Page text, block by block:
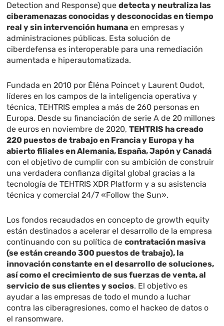
Detection and Response) quedetecta y neutraliza las
ciberamenazas conocidas y desconocidas en tiempo
real y sin intervención humana en empresas y
administraciones públicas. Esta solución de
ciberdefensa es interoperable para una remediación
aumentada e hiperautomatizada.
Fundada en 2010 por Éléna Poincet y Laurent Oudot,
líderes en los campos de la inteligencia operativa y
técnica, TEHTRIS emplea a más de 260 personas en
Europa. Desde su financiación de serie A de 20 millones
de euros en noviembre de 2020,TEHTRIS ha creado
220 puestos de trabajo en Francia y Europa y ha
abierto filiales en Alemania, España, Japón y Canadá
con el objetivo de cumplir con su ambición de construir
una verdadera confianza digital global gracias a la
tecnología de TEHTRIS XDR Platform y a su asistencia
técnica y comercial 24/7 «Follow the Sun».
Los fondos recaudados en concepto de growth equity
están destinados a acelerar el desarrollo de la empresa
continuando con su política decontratación masiva
(se están creando 300 puestos de trabajo), la
innovación constante en el desarrollo de soluciones,
así como el crecimiento de sus fuerzas de venta, al
servicio de sus clientes y socios. El objetivo es
ayudar a las empresas de todo el mundo a luchar
contra las ciberagresiones, como el hackeo de datos o
el ransomware.